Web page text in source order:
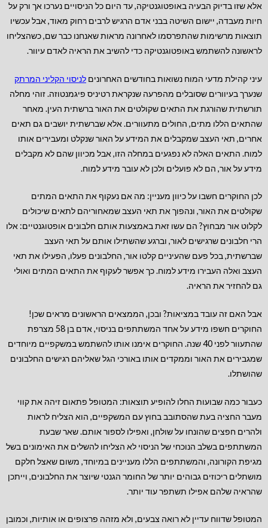
אלא שזו בדיוק הבעיה באופטוגנטיקה, עד היום כל הניסויים נערכו אך ורק על
חיות מעבדה, יישום השיטה בבני אדם הרגיש לרבים רחוק מאוד, אבל עכשיו
תוצאות מרשימות שהתפרסמו לאחרונה מראות שאנחנו כבר שם, כשהצליחו
לראשונה להשתמש באופטוגנטיקה כדי להשיב את הראיה לאדם עיוור.
עיני קהילת מדעי המוח נשואות בחודשים האחרוניםלניסוי הקליני המרתק
שנערך בעיוורים שסובלים מהפרעה שנקראת רטיניס פיגמנטוזה. זוהי מחלה
תורשתית שהורגת את התאים שקולטים את האור ברשתית העין. מאחר
שהתאים הללו מתים, החולים מתעוורים. אלא שברשתית יושבים גם תאים
אחרים, תאי העצב שמקבלים את המידע על האור שנקלט ומעבירים אותו
למוח. התאים האלה לא נפגעים במחלה הזו, אבל מכיוון שהם לא מקבלים
מידע על אור, הם לא פועלים ולכן לא עובר מידע למוח.
לכן החוקרים חשבו על כיוון מעניין: מה אם נעקוף את התאים המתים
שקולטים את האור, ונהפוך את תאי העצב שמאחוריהם לתאים שיכולים
לקלוט אור מבחוץ? הם עשו זאת באמצעות אותם חלבונים אופטוגנטיים: אלו
הרי חלבונים שרגישים לאור, וברגע שהשתילו אותם על תאי העצב
שברשתית, בכל פעם שהעיניים קלטו אור, החלבונים פעלו, הפעילו את תאי
העצב ואלה העבירו מידע למוח. כך אפשר לעקוף את התאים המתים ואולי
גם להחזיר את הראיה.
אבל האם זה עובד במציאות? ובכן, הממצאים הראשונים מראים שכן!
החוקרים חשפו מידע על אחד המשתתפים בניסוי, אדם בן 58 מצרפת
שהתעוור לפני 40 שנה. החוקרים אימנו אותו להשתמש במשקפיים מיוחדים
שמגבירים את האור וממקדים אותו באורכי הגל שאליהם רגישים החלבונים
שהושתלו.
כעבור כמה שבועות החלו להופיע תוצאות: המטופל פתאום זיהה את קווי
מעבר החציה בעת שהסתובב בחוץ עם המשקפיים, הוא הצליח לראות
ולהרים חפצים שהונחו על שולחן, ואפילו לספור אותם. שאר שבעת
המשתתפים בשלב הנוכחי של הניסוי לא הצליחו להשלים את האימונים בשל
מגיפת הקורונה, והמשתתפים הללו מעניינים במיוחד, משום שאצל חלקם
מושתלים ריכוזים גבוהים יותר של החומר הגנטי שיוצר את החלבונים, וייתכן
שהראיה שלהם אפילו תשתפר עוד יותר.
המטופל שדווח עדיין לא רואה צבעים, ולא מזהה פרצופים או אותיות, וכמובן